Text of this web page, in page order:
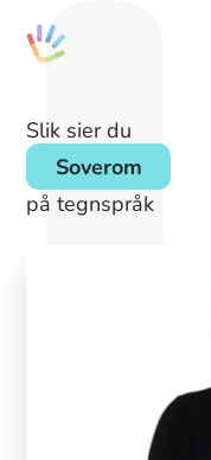
Slik sier du
Soverom
på tegnspråk